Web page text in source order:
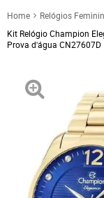
Home
Relógios
Kit Relógio Champion
Prova d'água CN27607D